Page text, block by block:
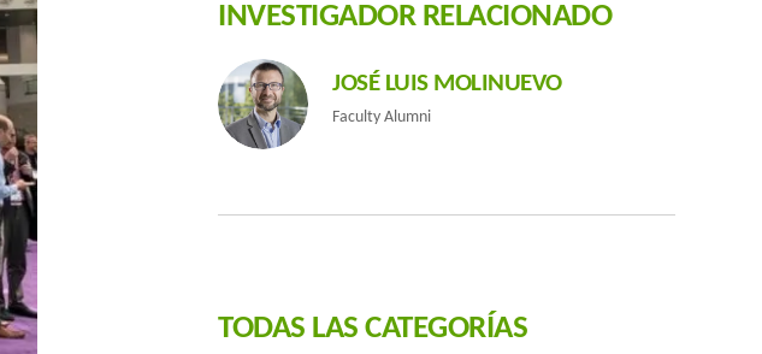
INVESTIGADOR RELACIONADO
JOSÉ LUIS MOLINUEVO
Faculty Alumni
TODAS LAS CATEGORÍAS